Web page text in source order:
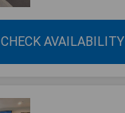
CHECK AVAILABILITY